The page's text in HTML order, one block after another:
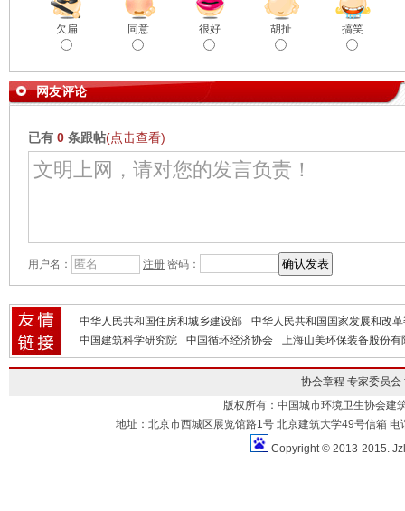
欠扁 同意 很好 胡扯 搞笑
网友评论
已有 0 条跟帖(点击查看)
用户名： 注册 密码：
中华人民共和国住房和城乡建设部
中华人民共和国国家发展和改
中国建筑科学研究院
中国循环经济协会 上海山美环保装备股份有
协会章程 专家委员会
版权所有：中国城市环境卫生协会建
地址：北京市西城区展览馆路1号 北京建筑大学49号信箱
Copyright © 2013-2015.